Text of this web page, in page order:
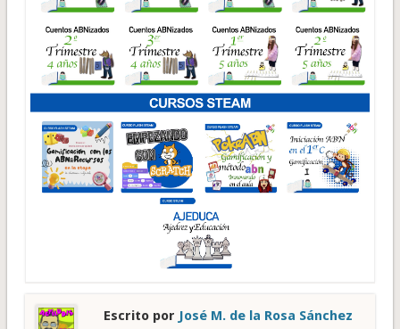
Escrito por José M. de la Rosa Sánchez